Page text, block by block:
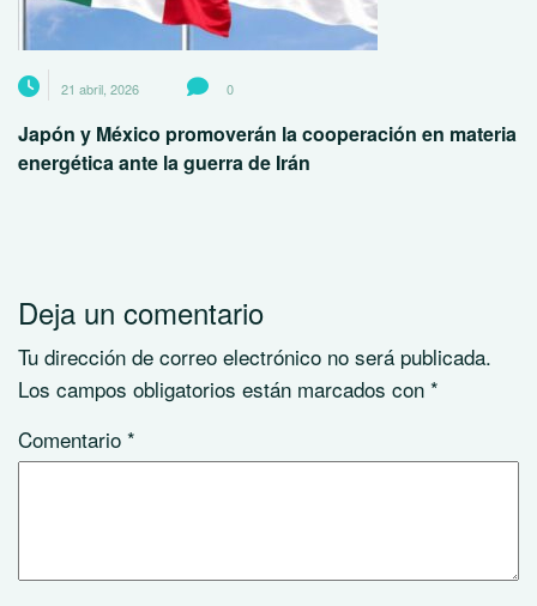
21 abril, 2026 0
Japón y México promoverán la cooperación en materia
energética ante la guerra de Irán
Deja un comentario
Tu dirección de correo electrónico no será publicada.
Los campos obligatorios están marcados con *
Comentario *